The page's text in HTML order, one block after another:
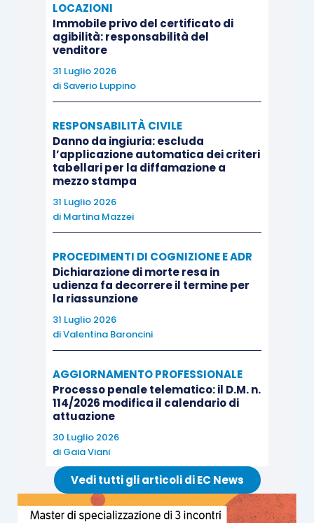
LOCAZIONI
Immobile privo del certificato di
agibilità: responsabilità del
venditore
31 Luglio 2026
di Saverio Luppino
RESPONSABILITÀ CIVILE
Danno da ingiuria: escluda
l’applicazione automatica dei criteri
tabellari per la diffamazione a
mezzo stampa
31 Luglio 2026
di Martina Mazzei
PROCEDIMENTI DI COGNIZIONE E ADR
Dichiarazione di morte resa in
udienza fa decorrere il termine per
la riassunzione
31 Luglio 2026
diValentina Baroncini
AGGIORNAMENTO PROFESSIONALE
Processo penale telematico: il D.M. n.
114/2026 modifica il calendario di
attuazione
30 Luglio 2026
di Gaia Viani
Vedi tutti gli articoli di EC News